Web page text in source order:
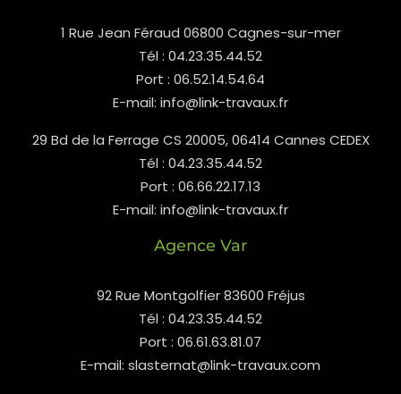
1 Rue Jean Féraud 06800 Cagnes-sur-mer
Tél : 04.23.35.44.52
Port : 06.52.14.54.64
E-mail: info@link-travaux.fr
29 Bd de la Ferrage CS 20005, 06414 Cannes CEDEX
Tél : 04.23.35.44.52
Port : 06.66.22.17.13
E-mail: info@link-travaux.fr
Agence Var
92 Rue Montgolfier 83600 Fréjus
Tél : 04.23.35.44.52
Port : 06.61.63.81.07
E-mail: slasternat@link-travaux.com